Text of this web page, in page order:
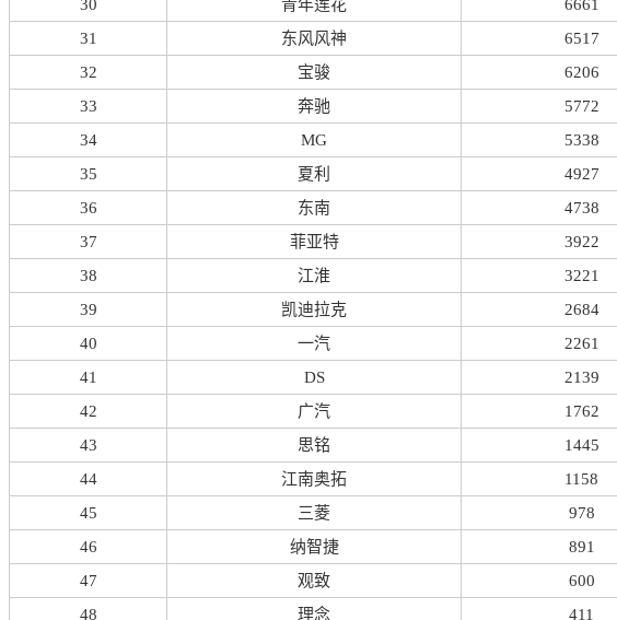
30
青年莲花
6661
31
东风风神
6517
32
宝骏
6206
33
奔驰
5772
34
MG
5338
35
夏利
4927
36
东南
4738
37
菲亚特
3922
38
江淮
3221
39
凯迪拉克
2684
40
一汽
2261
41
DS
2139
42
广汽
1762
43
思铭
1445
44
江南奥拓
1158
45
三菱
978
46
纳智捷
891
47
观致
600
48
理念
411